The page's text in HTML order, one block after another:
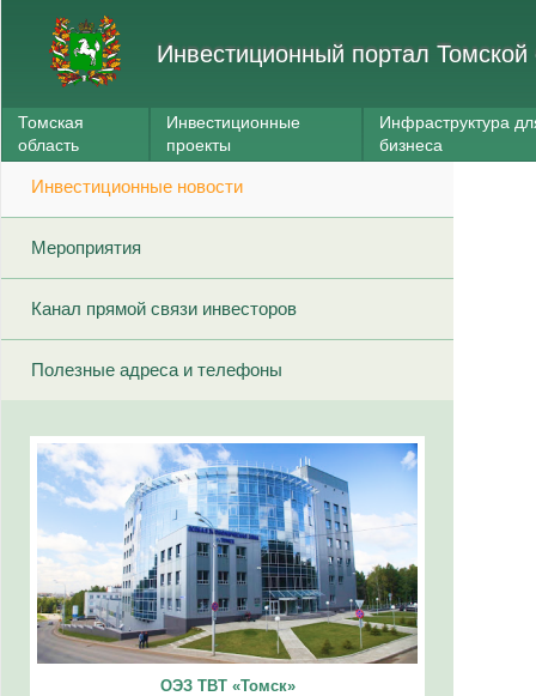
Инвестиционный портал Томской
Томская
область
Инвестиционные
проекты
Инфраструктура
бизнеса
Инвестиционные новости
Мероприятия
Канал прямой связи инвесторов
Полезные адреса и телефоны
ОЭЗ ТВТ «Томск»